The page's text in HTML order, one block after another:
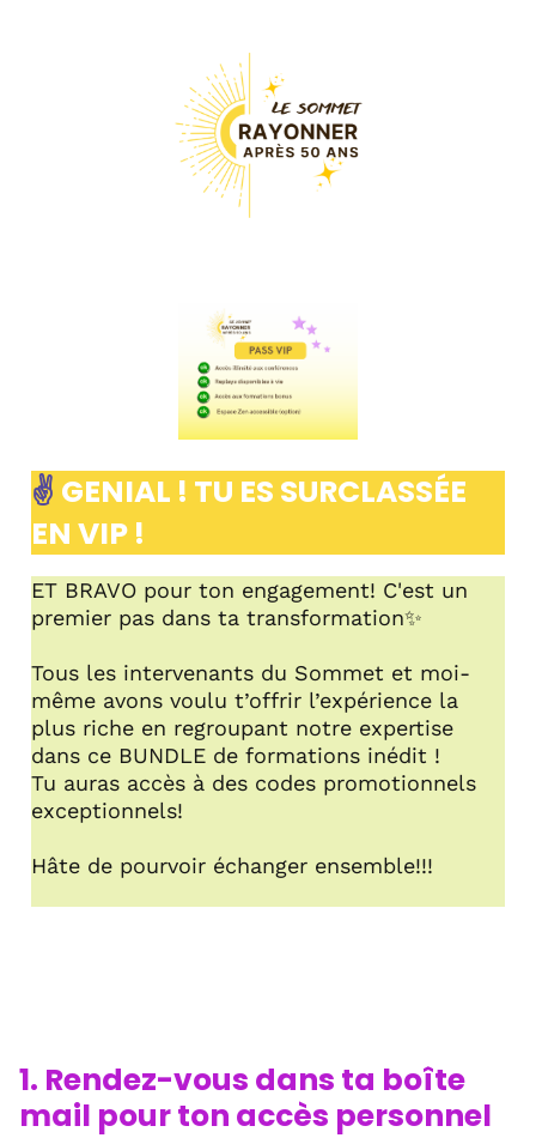
✌️ GENIAL ! TU ES SURCLASSÉE
EN VIP !
ET BRAVO pour ton engagement! C'est un
premier pas dans ta transformation✨
Tous les intervenants du Sommet et moi-
même avons voulu t’offrir l’expérience la
plus riche en regroupant notre expertise
dans ce BUNDLE de formations inédit !
Tu auras accès à des codes promotionnels
exceptionnels!
Hâte de pourvoir échanger ensemble!!!
1. Rendez-vous dans ta boîte
mail pour ton accès personnel